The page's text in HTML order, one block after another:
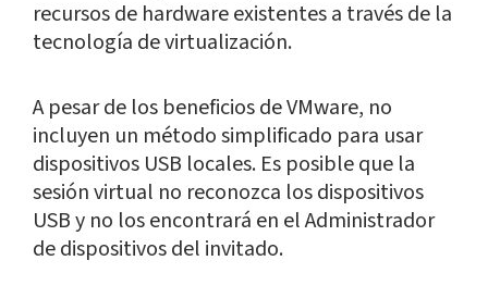
recursos de hardware existentes a través de la
tecnología de virtualización.
A pesar de los beneficios de VMware, no
incluyen un método simplificado para usar
dispositivos USB locales. Es posible que la
sesión virtual no reconozca los dispositivos
USB y no los encontrará en el Administrador
de dispositivos del invitado.